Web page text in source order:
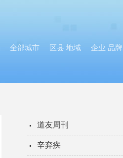
全部城市 区县 地域 企业 品牌
道友周刊
辛弃疾